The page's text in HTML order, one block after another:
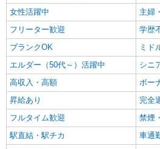
女性活躍中
主婦
フリーター歓迎
学歴
ブランクOK
ミド
エルダー（50代～）活躍中
シニ
高収入・高額
ボー
昇給あり
完全
フルタイム歓迎
禁煙
駅直結・駅チカ
車通